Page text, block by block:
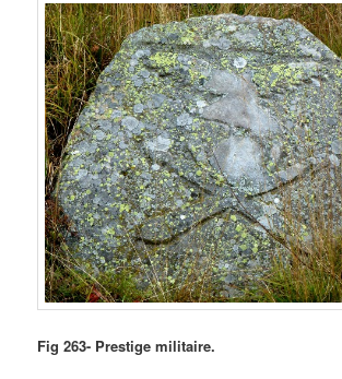
Fig 263- Prestige militaire.